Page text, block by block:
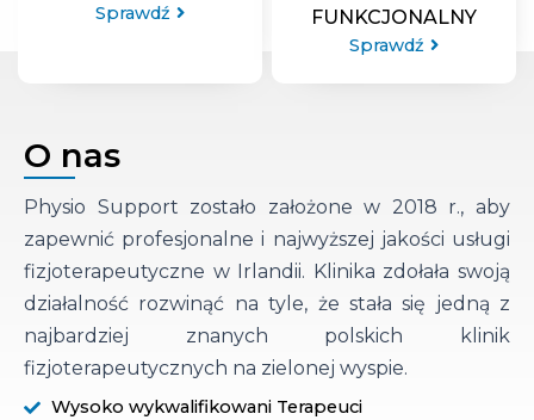
Sprawdź
FUNKCJONALNY
Sprawdź
O nas
Physio Support zostało założone w 2018 r., aby
zapewnić profesjonalne i najwyższej jakości usługi
fizjoterapeutyczne w Irlandii. Klinika zdołała swoją
działalność rozwinąć na tyle, że stała się jedną z
najbardziej znanych polskich klinik
fizjoterapeutycznych na zielonej wyspie.
Wysoko wykwalifikowani Terapeuci